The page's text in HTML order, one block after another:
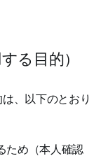
る目的）
、以下のとおり
ため（本人確認